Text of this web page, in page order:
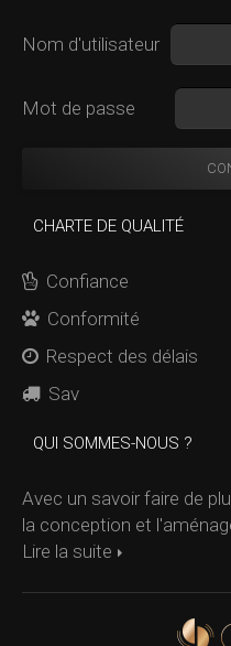
Nom d'utilisateur
Mot de passe
CHARTE DE QUALITÉ
Confiance
Conformité
Respect des délais
Sav
QUI SOMMES-NOUS ?
Avec un savoir faire de
la conception et
Lire la suite